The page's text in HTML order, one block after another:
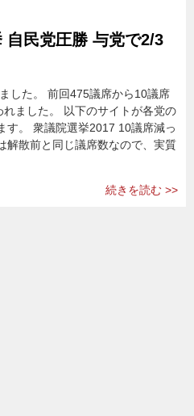
自民党圧勝 与党で2/3
した。 前回475議席から10議席
ました。 以下のサイトが各党の
す。 衆議院選挙2017 10議席減っ
解散前と同じ議席数なので、実質
続きを読む >>